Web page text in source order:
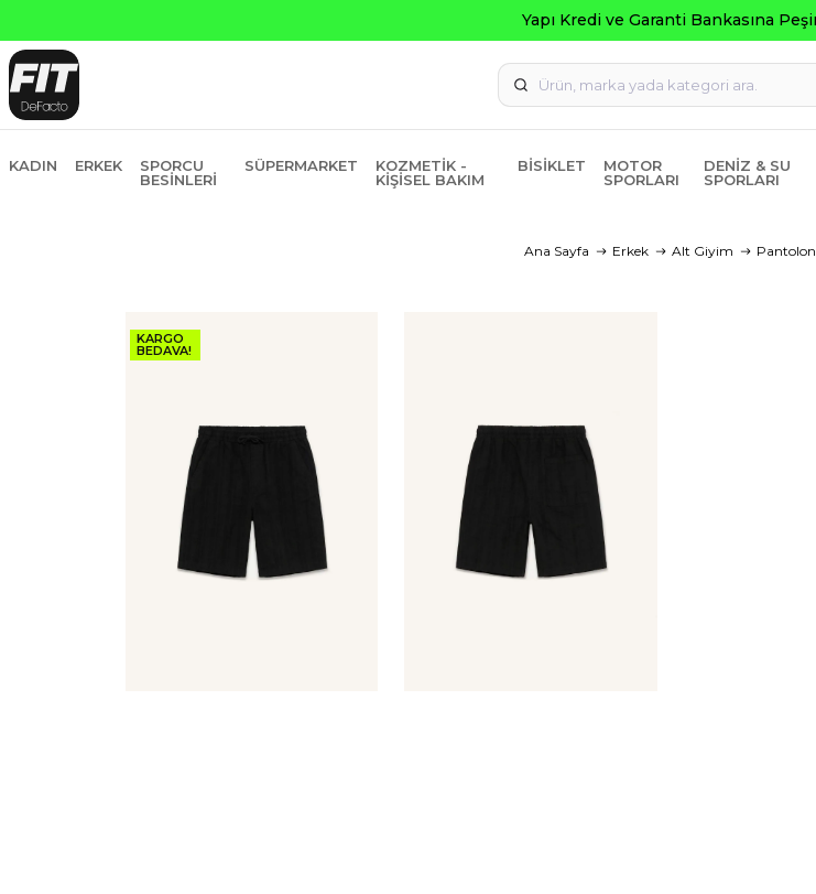
Yapı Kredi ve Garanti Bankasına Peşin Fiyatına 6 Taksit
KADIN ERKEK
SPORCU
BESINLERI
SÜPERMARKET
KOZMETIK -
KIŞISEL BAKIM
BISIKLET
MOTOR
SPORLARI
DENIZ & SU
SPORLARI
Ana Sayfa Erkek Alt Giyim Pantolon
KARGO
BEDAVA!